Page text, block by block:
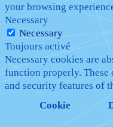
your browsing
Necessary
Necessary
Toujours activé
Necessary cookies are
function properly. These
and security features of
Cookie